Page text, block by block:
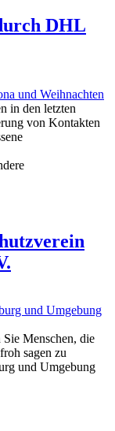
DHL
in den letzten
von Kontakten
Sie Menschen, die
sagen zu
und Umgebung